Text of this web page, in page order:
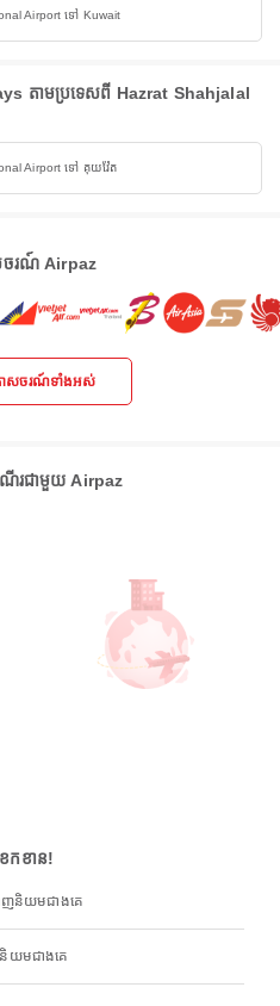
Airport ទៅ Kuwait
តាមប្រទេសពី Hazrat Shahjalal
Airport ទៅ គុយវ៉ែត
ចរណ៍ Airpaz
ាសចរណ៍ទាំងអស់
ណើរជាមួយ Airpaz
កខាន!
ញនិយមជាងគេ
យមជាងគេ